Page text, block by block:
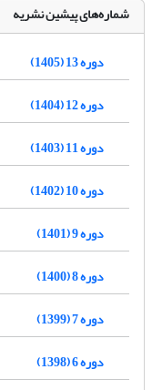
شماره‌های پیشین نشریه
دوره 13 (1405)
دوره 12 (1404)
دوره 11 (1403)
دوره 10 (1402)
دوره 9 (1401)
دوره 8 (1400)
دوره 7 (1399)
دوره 6 (1398)